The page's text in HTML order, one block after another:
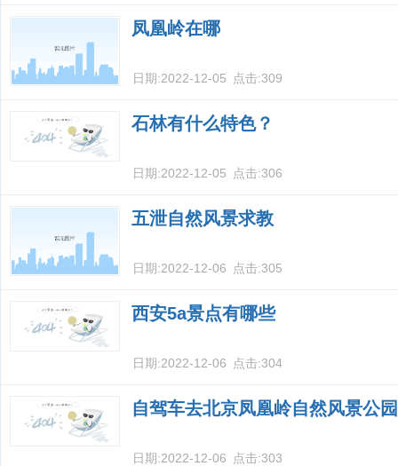
凤凰岭在哪
日期:2022-12-05 点击:309
石林有什么特色？
日期:2022-12-05 点击:306
五泄自然风景求教
日期:2022-12-06 点击:305
西安5a景点有哪些
日期:2022-12-06 点击:304
自驾车去北京凤凰岭自然风景公
日期:2022-12-06 点击:303